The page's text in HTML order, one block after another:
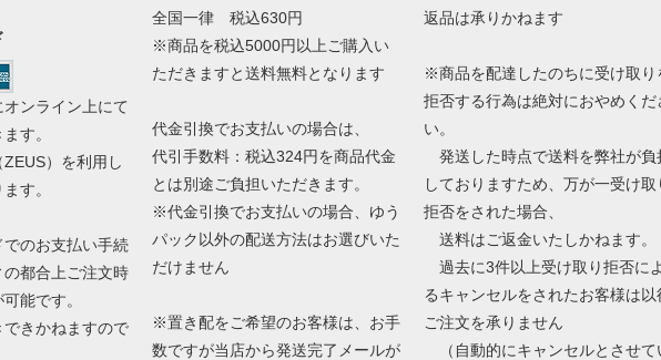
ンライン上にて
す。
ZEUS）を利用し
す。
のお支払い手続
都合上ご注文時
能です。
きかねますので
全国一律 税込630円
※商品を税込5000円以上ご購入い
ただきますと送料無料となります
代金引換でお支払いの場合は、
代引手数料：税込324円を商品代金
とは別途ご負担いただきます。
※代金引換でお支払いの場合、ゆう
パック以外の配送方法はお選びいた
だけません
※置き配をご希望のお客様は、お手
数ですが当店から発送完了メールが
返品は承りかねます
※商品を配達したのちに受け取り
拒否する行為は絶対におやめくだ
い。
発送した時点で送料を弊社が負
しておりますため、万が一受け取
拒否をされた場合、
送料はご返金いたしかねます。
過去に3件以上受け取り拒否によ
るキャンセルをされたお客様は以
ご注文を承りません
（自動的にキャンセルとさせて